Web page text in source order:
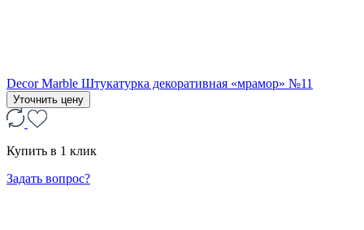
Decor Marble Штукатурка декоративная «мрамор» №11
Уточнить цену
Купить в 1 клик
Задать вопрос?